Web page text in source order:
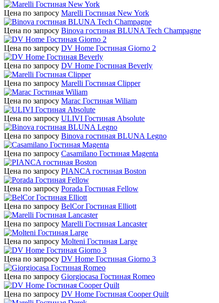
Цена по запросу Marelli Гостиная New York
Цена по запросу Binova гостиная BLUNA Tech Champagne
Цена по запросу DV Home Гостиная Giorno 2
Цена по запросу DV Home Гостиная Beverly
Цена по запросу Marelli Гостиная Clipper
Цена по запросу Marac Гостиная Wiliam
Цена по запросу ULIVI Гостиная Absolute
Цена по запросу Binova гостиная BLUNA Legno
Цена по запросу Casamilano Гостиная Magenta
Цена по запросу PIANCA гостиная Boston
Цена по запросу Porada Гостиная Fellow
Цена по запросу BelCor Гостиная Elliott
Цена по запросу Marelli Гостиная Lancaster
Цена по запросу Molteni Гостиная Large
Цена по запросу DV Home Гостиная Giorno 3
Цена по запросу Giorgiocasa Гостиная Romeo
Цена по запросу DV Home Гостиная Cooper Quilt